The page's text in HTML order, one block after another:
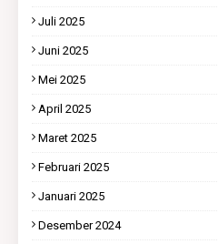
Juli 2025
Juni 2025
Mei 2025
April 2025
Maret 2025
Februari 2025
Januari 2025
Desember 2024